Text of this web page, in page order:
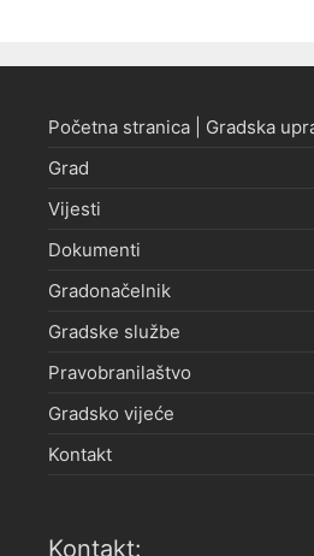
Početna stranica | Gradska
Grad
Vijesti
Dokumenti
Gradonačelnik
Gradske službe
Pravobranilaštvo
Gradsko vijeće
Kontakt
Kontakt: